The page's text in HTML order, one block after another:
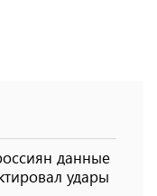
данные
удары